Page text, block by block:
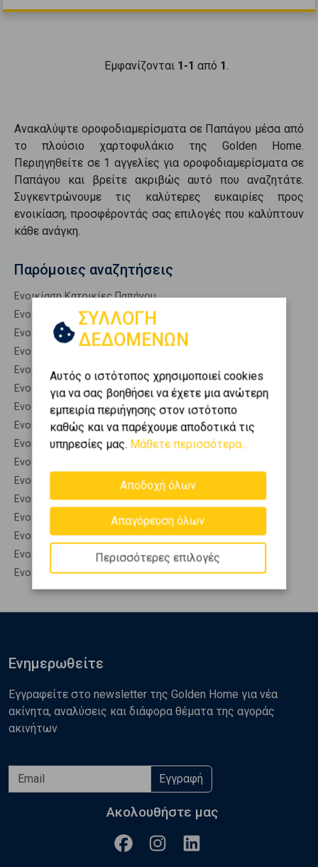
Εμφανίζονται 1-1 από 1
Ανακαλύψτε οροφοδιαμερίσματασε Παπάγου μέσα από
το πλούσιο χαρτοφυλάκιο της Golden Home.
Περιηγηθείτε σε 1 αγγελίες για οροφοδιαμερίσματασε
Παπάγου και βρείτε ακριβώς αυτό που αναζητάτε.
Συγκεντρώνουμε τις καλύτερες ευκαιρίες προς
ενοικίαση, προσφέροντάς σας επιλογές που καλύπτουν
κάθε ανάγκη.
Παρόμοιες αναζητήσεις
Ενοικίαση Κατοικίες Παπάγου
Ενοικίαση Αποθήκες Παπάγου
Ενοικίαση Γκαρσονιέρες Παπάγου
Ενοικίαση Διαμερίσματα Παπάγου
Ενοικίαση Κτίρια Παπάγου
Ενοικίαση Μεζονέτες (ανεξάρτητη) Παπάγου
Ενοικίαση Μεζονέτες (εφαπτόμενη) Παπάγου
Ενοικίαση Μονοκατοικίες Παπάγου
Ενοικίαση Οικίες Παπάγου
Ενοικίαση Οροφοδιαμερίσματα Παπάγου
Ενοικίαση Οροφομεζονέτες Παπάγου
Ενοικίαση Ρετιρέ Παπάγου
Ενοικίαση Συγκροτήματα κατοικιών Παπάγου
Ενοικίαση Υπόγεια Παπάγου
Ενοικίαση Υπόσκαφα Παπάγου
Ενοικίαση Υπολ. υψουν Παπάγου
ΣΥΛΛΟΓΗ
ΔΕΔΟΜΕΝΩΝ
Αυτός ο ιστότοπος χρησιμοποιεί cookies
για να σας βοηθήσει να έχετε μια ανώτερη
εμπειρία περιήγησης στον ιστότοπο
καθώς και να παρέχουμε αποδοτικά τις
υπηρεσίες μας. Μάθετε περισσότερα...
Αποδοχή όλων
Απαγόρευση όλων
Περισσότερες επιλογές
Ενημερωθείτε
Εγγραφείτε στο newsletter της Golden Home για νέα
ακίνητα, αναλύσεις και διάφορα θέματα της αγοράς
ακινήτων
Εγγραφή
Ακολουθήστε μας